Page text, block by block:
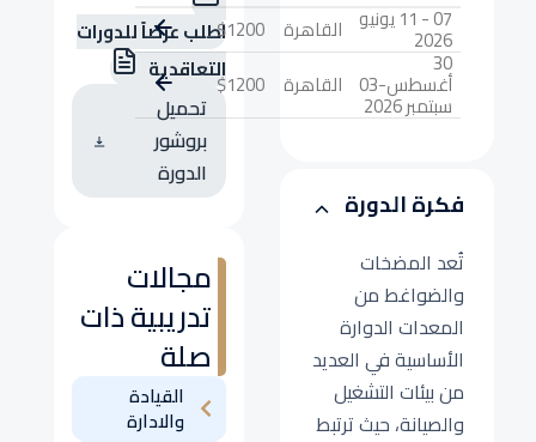
اطلب عرضاً للدورات
التعاقدية
تحميل
بروشور
الدورة
مجالات
تدريبية ذات
صلة
القيادة
والادارة
07 - 11 يونيو
2026 القاهرة $1200
30
أغسطس-03
سبتمبر 2026
القاهرة $1200
فكرة الدورة
تُعد المضخات
والضواغط من
المعدات الدوارة
الأساسية في العديد
من بيئات التشغيل
والصيانة، حيث ترتبط